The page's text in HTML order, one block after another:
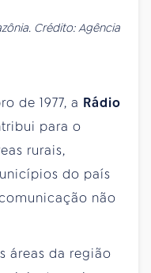
Crédito: Agência
de 1977, a Rádio
para o
rurais,
do país
não
áreas da região